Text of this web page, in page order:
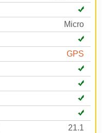
Micro
GPS
21.1